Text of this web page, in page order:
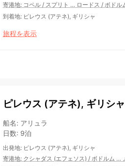
寄港地: コペル/ スプリト … ロードス / ボドル
到着地: ピレウス (アテネ), ギリシャ
旅程を表示
ピレウス (アテネ), ギリシ
船名: アリュラ
日数: 9泊
出発地: ピレウス (アテネ), ギリシャ
寄港地: クシャダス (エフェソス) / ボドルム …